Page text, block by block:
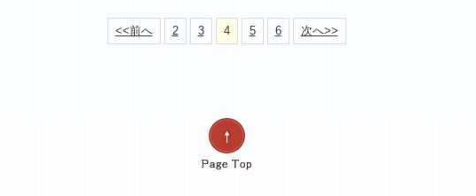
<<前へ 2 3 4 5 6 次へ>>